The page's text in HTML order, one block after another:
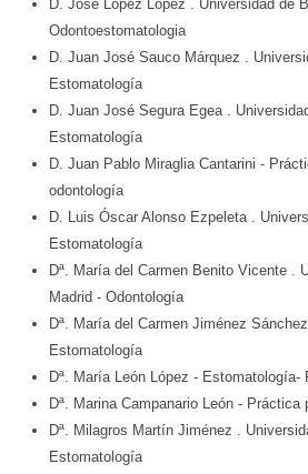
D. José López López . Universidad de
Odontoestomatologia
D. Juan José Sauco Márquez .
Estomatología
D. Juan José Segura Egea .
Estomatología
D. Juan Pablo Miraglia Cantarini -
odontología
D. Luis Óscar Alonso Ezpeleta .
Estomatología
Dª. María del Carmen Benito Vicente .
Madrid - Odontología
Dª. María del Carmen Jiménez Sánchez
Estomatología
Dª. María León López - Estomatología-
Dª. Marina Campanario León - Práctica
Dª. Milagros Martín Jiménez .
Estomatología